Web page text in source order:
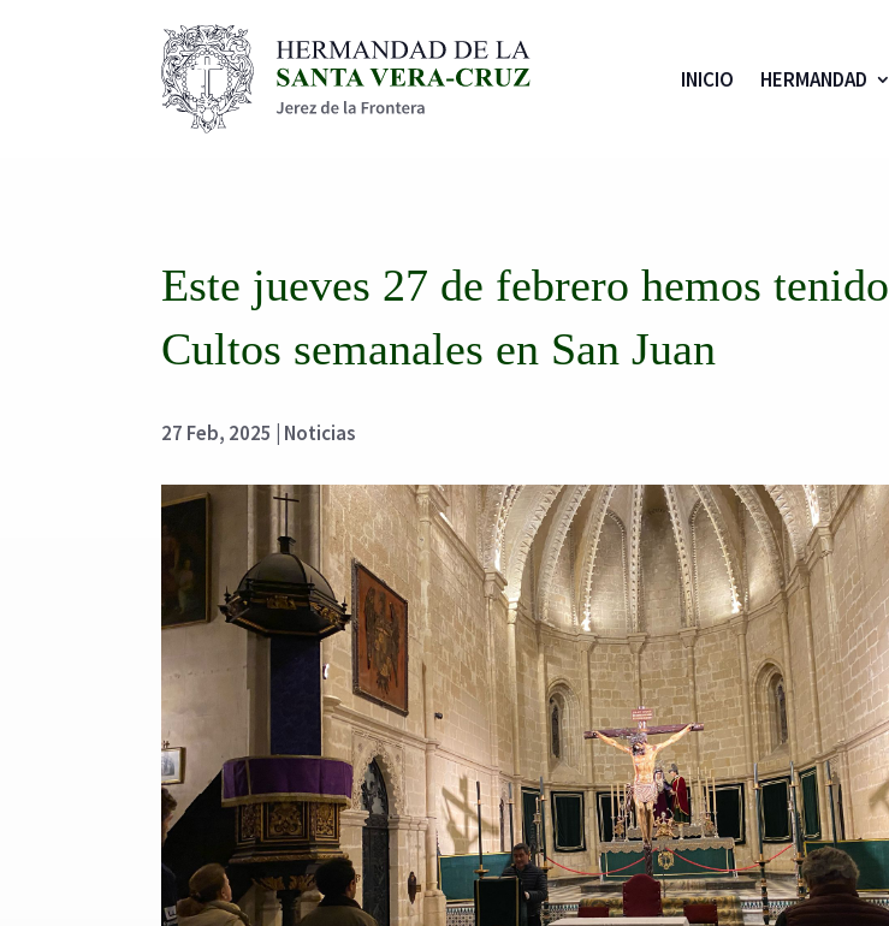
INICIO HERMANDAD
Este jueves 27 de febrero hemos tenido
Cultos semanales en San Juan
27 Feb, 2025 Noticias